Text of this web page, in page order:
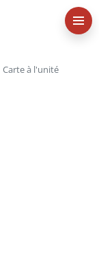
Carte à l'unité